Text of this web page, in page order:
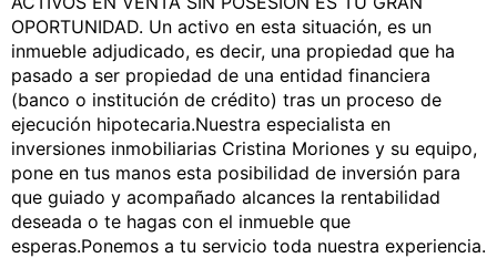
OPORTUNIDAD. Un activo en esta situación, es un
inmueble adjudicado, es decir, una propiedad que ha
pasado a ser propiedad de una entidad financiera
(banco o institución de crédito) tras un proceso de
ejecución hipotecaria.Nuestra especialista en
inversiones inmobiliarias Cristina Moriones y su equipo,
pone en tus manos esta posibilidad de inversión para
que guiado y acompañado alcances la rentabilidad
deseada o te hagas con el inmueble que
esperas.Ponemos a tu servicio toda nuestra experiencia.